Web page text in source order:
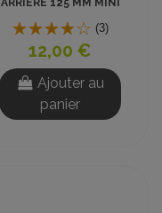
ARRIERE 125 MM MINI
(3)
12,00 €
Ajouter au
panier